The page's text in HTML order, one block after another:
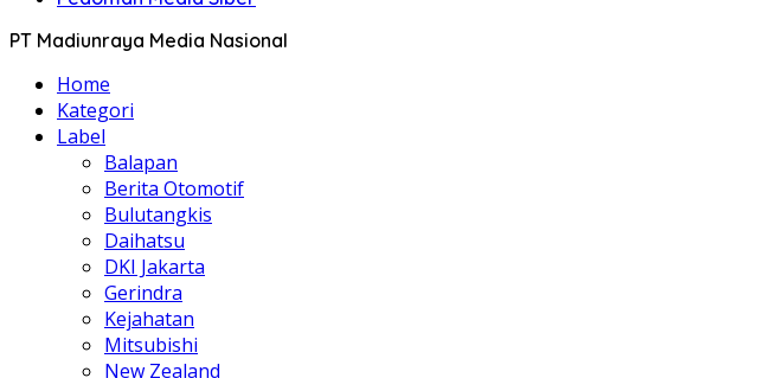
PT Madiunraya Media Nasional
Home
Kategori
Label
Balapan
Berita Otomotif
Bulutangkis
Daihatsu
DKI Jakarta
Gerindra
Kejahatan
Mitsubishi
New Zealand